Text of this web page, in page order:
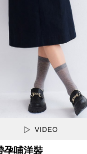
VIDEO
孕哺洋裝